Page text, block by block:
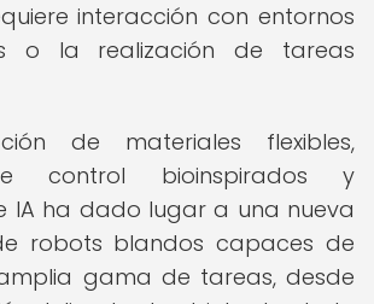
interacción con entornos
o la realización de tareas
de materiales flexibles,
control bioinspirados y
IA ha dado lugar a una nueva
robots blandos capaces de
gama de tareas, desde